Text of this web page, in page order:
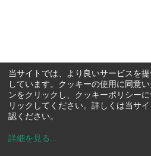
当サイトでは、より良いサービスを
しています。クッキーの使用に同意
ンをクリックし、クッキーポリシー
リックしてください。詳しくは当サ
認ください。
詳細を見る ...